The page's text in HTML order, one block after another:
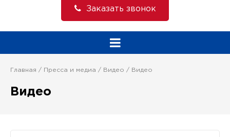
Заказать звонок
Главная Пресса и медиа Видео Видео
Видео